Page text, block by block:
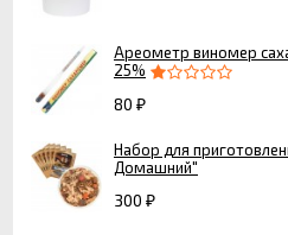
Ареометр виномер
25%
80 ₽
Набор для
Домашний"
300 ₽